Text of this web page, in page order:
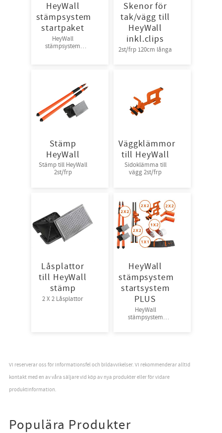
HeyWall
stämpsystem
startpaket
HeyWall
stämpsystem
Skenor för
tak/vägg till
HeyWall
inkl.clips
2st/frp 120cm långa
Stämp
HeyWall
Stämp till HeyWall
2st/frp
Väggklämmor
till HeyWall
Sidoklämma till
vägg 2st/frp
Låsplattor
till HeyWall
stämp
2 X 2 Låsplattor
HeyWall
stämpsystem
startsystem
PLUS
HeyWall
stämpsystem
Vi reserverar oss för informationsfel och bildavvikelser. Vi rekommenderar alltid
kontakt med en av våra säljare vid köp av nya produkter eller för vidare
produktinformation.
Populära Produkter